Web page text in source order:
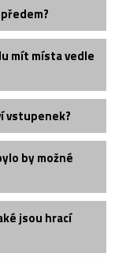
mít místa vedle
vstupenek?
by možné
jsou hrací